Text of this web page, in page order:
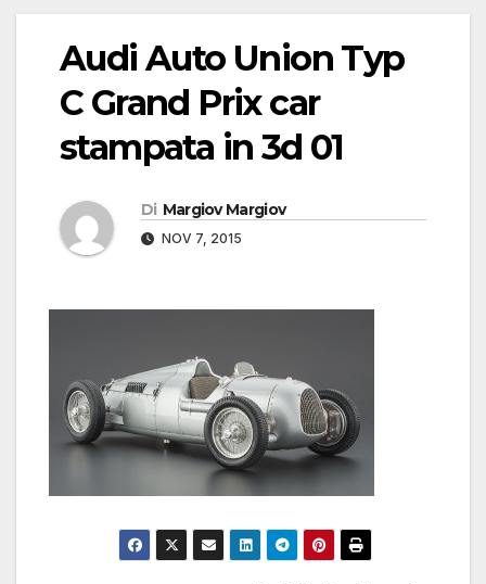
Audi Auto Union Typ
C Grand Prix car
stampata in 3d 01
Di Margiov Margiov
NOV 7, 2015